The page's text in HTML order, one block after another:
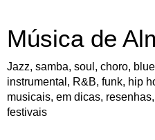
Música de
Jazz, samba, soul, choro,
instrumental, R&B, funk, hip
musicais, em dicas,
festivais